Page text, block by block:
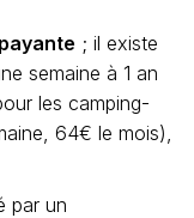
payante ; il existe
semaine à 1 an
les camping-
64€ le mois),
par un